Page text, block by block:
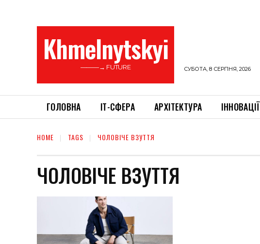
Khmelnytskyi
———→ FUTURE СУБОТА, 8 СЕРПНЯ, 2026
ГОЛОВНА ІТ-СФЕРА АРХІТЕКТУРА ІННОВАЦІЇ
HOME TAGS ЧОЛОВІЧЕ ВЗУТТЯ
ЧОЛОВІЧЕ ВЗУТТЯ